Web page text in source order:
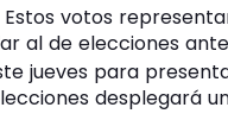
votos
al de elecciones
jueves para
desplegará